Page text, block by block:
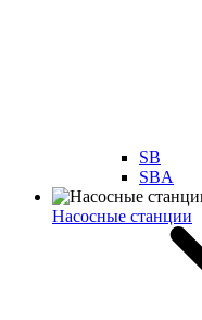
SB
SBA
Насосные станции